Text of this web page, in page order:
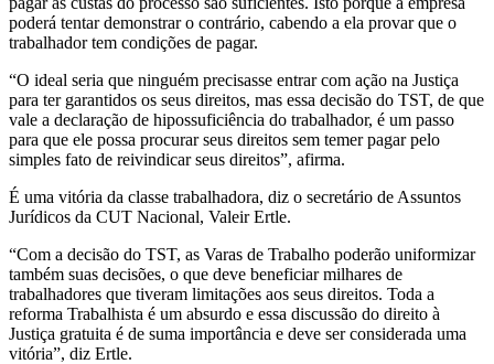
poderá tentar demonstrar o contrário, cabendo a ela provar que o
trabalhador tem condições de pagar.
“O ideal seria que ninguém precisasse entrar com ação na Justiça
para ter garantidos os seus direitos, mas essa decisão do TST, de que
vale a declaração de hipossuficiência do trabalhador, é um passo
para que ele possa procurar seus direitos sem temer pagar pelo
simples fato de reivindicar seus direitos”, afirma.
É uma vitória da classe trabalhadora, diz o secretário de Assuntos
Jurídicos da CUT Nacional, Valeir Ertle.
“Com a decisão do TST, as Varas de Trabalho poderão uniformizar
também suas decisões, o que deve beneficiar milhares de
trabalhadores que tiveram limitações aos seus direitos. Toda a
reforma Trabalhista é um absurdo e essa discussão do direito à
Justiça gratuita é de suma importância e deve ser considerada uma
vitória”, diz Ertle.